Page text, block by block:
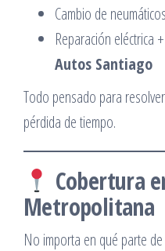
Cambio de
Reparación eléctrica
Autos Santiago
Todo pensado para
pérdida de tiempo.
Cobertura
Metropolitana
No importa en qué parte